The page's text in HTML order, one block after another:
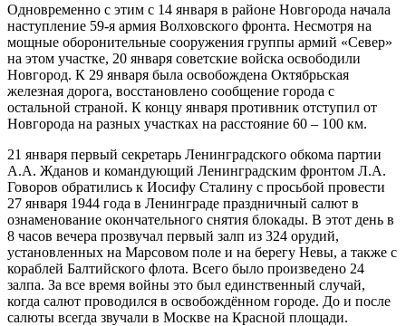
Одновременно с этим с 14 января в районе Новгорода начала
наступление 59-я армия Волховского фронта. Несмотря на
мощные оборонительные сооружения группы армий «Север»
на этом участке, 20 января советские войска освободили
Новгород. К 29 января была освобождена Октябрьская
железная дорога, восстановлено сообщение города с
остальной страной. К концу января противник отступил от
Новгорода на разных участках на расстояние 60 – 100 км.
21 января первый секретарь Ленинградского обкома партии
А.А. Жданов и командующий Ленинградским фронтом Л.А.
Говоров обратились к Иосифу Сталину с просьбой провести
27 января 1944 года в Ленинграде праздничный салют в
ознаменование окончательного снятия блокады. В этот день в
8 часов вечера прозвучал первый залп из 324 орудий,
установленных на Марсовом поле и на берегу Невы, а также с
кораблей Балтийского флота. Всего было произведено 24
залпа. За все время войны это был единственный случай,
когда салют проводился в освобождённом городе. До и после
салюты всегда звучали в Москве на Красной площади.